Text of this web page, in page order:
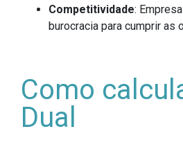
Competitividade:
burocracia para cumprir as
Como
Dual